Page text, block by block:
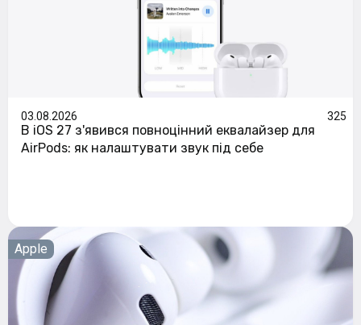
03.08.2026 325
В iOS 27 з'явився повноцінний еквалайзер для
AirPods: як налаштувати звук під себе
Apple